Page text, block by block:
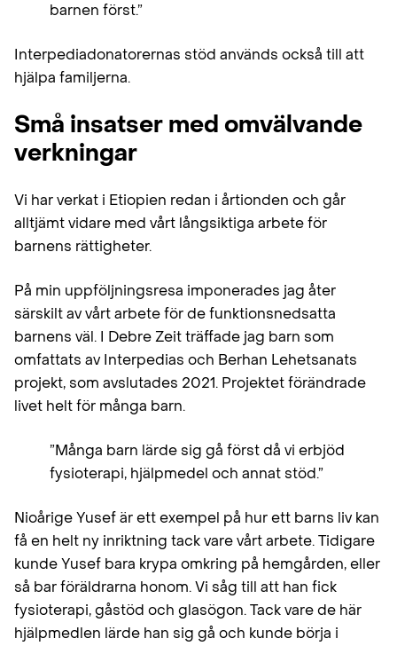
barnen först.”
Interpediadonatorernas stöd används också till att
hjälpa familjerna.
Små insatser med omvälvande
verkningar
Vi har verkat i Etiopien redan i årtionden och går
alltjämt vidare med vårt långsiktiga arbete för
barnens rättigheter.
På min uppföljningsresa imponerades jag åter
särskilt av vårt arbete för de funktionsnedsatta
barnens väl. I Debre Zeit träffade jag barn som
omfattats av Interpedias och Berhan Lehetsanats
projekt, som avslutades 2021. Projektet förändrade
livet helt för många barn.
”Många barn lärde sig gå först då vi erbjöd
fysioterapi, hjälpmedel och annat stöd.”
Nioårige Yusef är ett exempel på hur ett barns liv kan
få en helt ny inriktning tack vare vårt arbete. Tidigare
kunde Yusef bara krypa omkring på hemgården, eller
så bar föräldrarna honom. Vi såg till att han fick
fysioterapi, gåstöd och glasögon. Tack vare de här
hjälpmedlen lärde han sig gå och kunde börja i